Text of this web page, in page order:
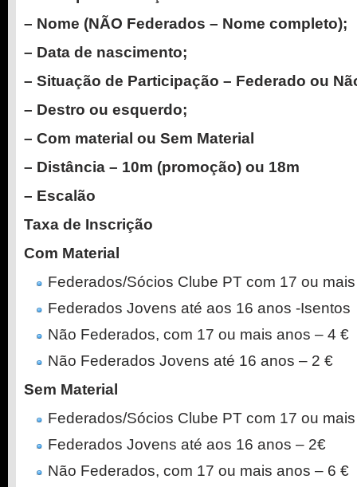
– Nome (NÃO Federados – Nome completo);
– Data de nascimento;
– Situação de Participação – Federado ou
– Destro ou esquerdo;
– Com material ou Sem Material
– Distância – 10m (promoção) ou 18m
– Escalão
Taxa de Inscrição
Com Material
Federados/Sócios Clube PT com 17 ou
Federados Jovens até aos 16 anos -Isentos
Não Federados, com 17 ou mais anos – 4 €
Não Federados Jovens até 16 anos – 2 €
Sem Material
Federados/Sócios Clube PT com 17 ou
Federados Jovens até aos 16 anos – 2€
Não Federados, com 17 ou mais anos – 6 €